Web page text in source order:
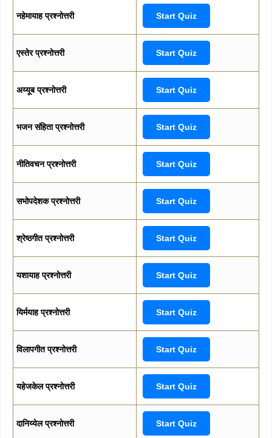
नहेमायाह प्रश्नोत्तरी Start Quiz
एस्तेर प्रश्नोत्तरी Start Quiz
अय्यूब प्रश्नोत्तरी Start Quiz
भजन संहिता प्रश्नोत्तरी Start Quiz
नीतिवचन प्रश्नोत्तरी Start Quiz
सभोपदेशक प्रश्नोत्तरी Start Quiz
श्रेष्ठगीत प्रश्नोत्तरी Start Quiz
यशायाह प्रश्नोत्तरी Start Quiz
यिर्मयाह प्रश्नोत्तरी Start Quiz
विलापगीत प्रश्नोत्तरी Start Quiz
यहेजकेल प्रश्नोत्तरी Start Quiz
दानिय्येल प्रश्नोत्तरी Start Quiz